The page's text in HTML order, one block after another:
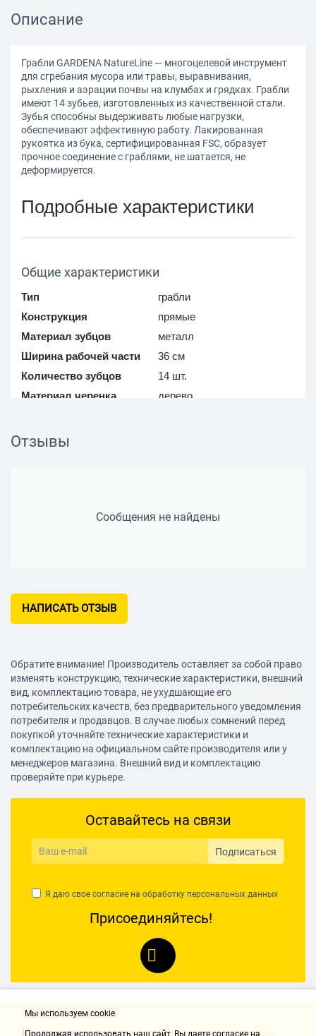
Описание
Грабли GARDENA NatureLine — многоцелевой инструмент
для сгребания мусора или травы, выравнивания,
рыхления и аэрации почвы на клумбах и грядках. Грабли
имеют 14 зубьев, изготовленных из качественной стали.
Зубья способны выдерживать любые нагрузки,
обеспечивают эффективную работу. Лакированная
рукоятка из бука, сертифицированная FSC, образует
прочное соединение с граблями, не шатается, не
деформируется.
Подробные характеристики
Общие характеристики
Тип
грабли
Конструкция
прямые
Материал зубцов
металл
Ширина рабочей части
36 см
Количество зубцов
14 шт.
Материал черенка
дерево
Отзывы
Сообщения не найдены
НАПИСАТЬ ОТЗЫВ
Обратите внимание! Производитель оставляет за собой право
изменять конструкцию, технические характеристики, внешний
вид, комплектацию товара, не ухудшающие его
потребительских качеств, без предварительного уведомления
потребителя и продавцов. В случае любых сомнений перед
покупкой уточняйте технические характеристики и
комплектацию на официальном сайте производителя или у
менеджеров магазина. Внешний вид и комплектацию
проверяйте при курьере.
Оставайтесь на связи
Подписаться
Я даю свое согласие на обработку персональных данных
Присоединяйтесь!
Мы используем cookie
Продолжая использовать наш cайт, Вы даете согласие на